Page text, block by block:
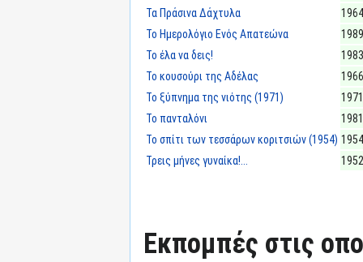
Τα Πράσινα Δάχτυλα
1964
Το Ημερολόγιο Ενός Απατεώνα
1989
Το έλα να δεις!
1983
Το κουσούρι της Αδέλας
1966
Το ξύπνημα της νιότης (1971)
1971
Το πανταλόνι
1981
Το σπίτι των τεσσάρων κοριτσιών (1954) 1954
Τρεις μήνες γυναίκα!...
1952
Εκπομπές στις